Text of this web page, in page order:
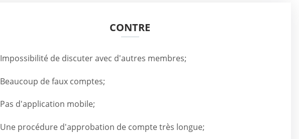
CONTRE
Impossibilité de discuter avec d'autres membres;
Beaucoup de faux comptes;
Pas d'application mobile;
Une procédure d'approbation de compte très longue;